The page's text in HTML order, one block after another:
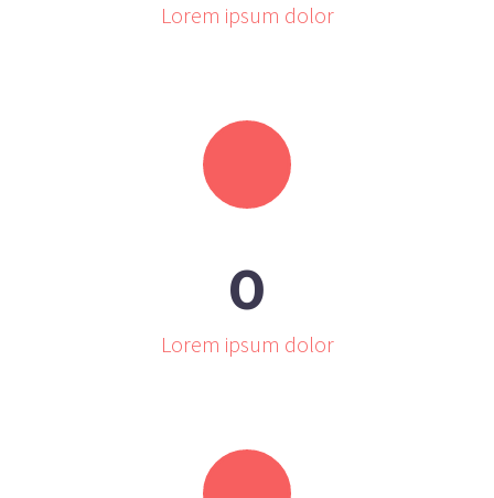
Lorem ipsum dolor
0
Lorem ipsum dolor